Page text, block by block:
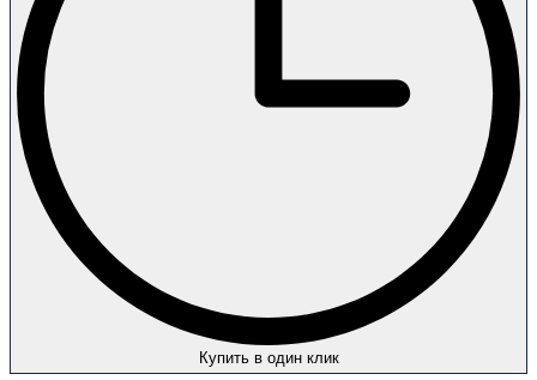
Купить в один клик